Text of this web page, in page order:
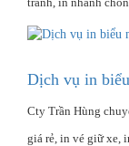
Dịch vụ in
Cty Trần Hùng
giá rẻ, in vé giữ xe,